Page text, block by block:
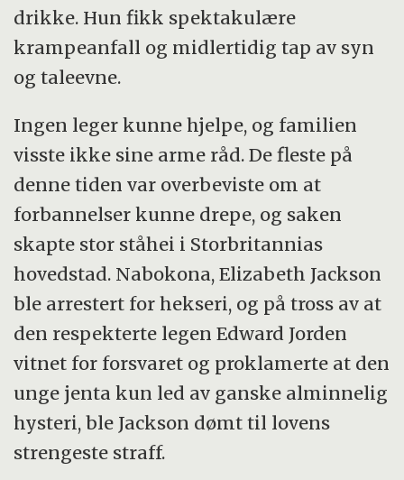
drikke. Hun fikk spektakulære
krampeanfall og midlertidig tap av syn
og taleevne.
Ingen leger kunne hjelpe, og familien
visste ikke sine arme råd. De fleste på
denne tiden var overbeviste om at
forbannelser kunne drepe, og saken
skapte stor ståhei i Storbritannias
hovedstad. Nabokona, Elizabeth Jackson
ble arrestert for hekseri, og på tross av at
den respekterte legen Edward Jorden
vitnet for forsvaret og proklamerte at den
unge jenta kun led av ganske alminnelig
hysteri, ble Jackson dømt til lovens
strengeste straff.